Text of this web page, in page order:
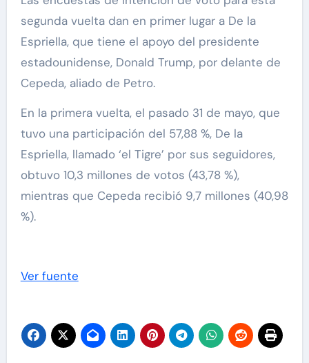
segunda vuelta dan en primer lugar a De la
Espriella, que tiene el apoyo del presidente
estadounidense, Donald Trump, por delante de
Cepeda, aliado de Petro.
En la primera vuelta, el pasado 31 de mayo, que
tuvo una participación del 57,88 %, De la
Espriella, llamado ‘el Tigre’ por sus seguidores,
obtuvo 10,3 millones de votos (43,78 %),
mientras que Cepeda recibió 9,7 millones (40,98
%).
Ver fuente